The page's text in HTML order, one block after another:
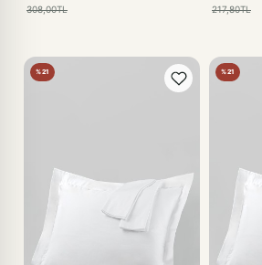
308,00TL 217,80TL
%21 %21